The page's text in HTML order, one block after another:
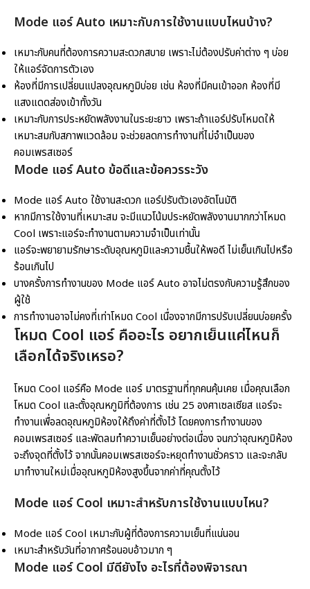
Mode แอร์Auto เหมาะกับการใช้งานแบบไหนบ้าง?
เหมาะกับคนที่ต้องการความสะดวกสบาย เพราะไม่ต้องปรับค่าต่าง ๆ บ่อย
ให้แอร์จัดการตัวเอง
ห้องที่มีการเปลี่ยนแปลงอุณหภูมิบ่อย เช่น ห้องที่มีคนเข้าออก ห้องที่มี
แสงแดดส่องเข้าทั้งวัน
เหมาะกับการประหยัดพลังงานในระยะยาว เพราะถ้าแอร์ปรับโหมดให้
เหมาะสมกับสภาพแวดล้อม จะช่วยลดการทำงานที่ไม่จำเป็นของ
คอมเพรสเซอร์
Mode แอร์Auto ข้อดีและข้อควรระวัง
Mode แอร์ Auto ใช้งานสะดวก แอร์ปรับตัวเองอัตโนมัติ
หากมีการใช้งานที่เหมาะสม จะมีแนวโน้มประหยัดพลังงานมากกว่าโหมด
Cool เพราะแอร์จะทำงานตามความจำเป็นเท่านั้น
แอร์จะพยายามรักษาระดับอุณหภูมิและความชื้นให้พอดี ไม่เย็นเกินไปหรือ
ร้อนเกินไป
บางครั้งการทำงานของ Mode แอร์ Auto อาจไม่ตรงกับความรู้สึกของ
ผู้ใช้
การทำงานอาจไม่คงที่เท่าโหมด Cool เนื่องจากมีการปรับเปลี่ยนบ่อยครั้ง
โหมด Cool แอร์ คืออะไร อยากเย็นแค่ไหนก็
เลือกได้จริงเหรอ?
โหมด Cool แอร์คือ Mode แอร์ มาตรฐานที่ทุกคนคุ้นเคย เมื่อคุณเลือก
โหมด Cool และตั้งอุณหภูมิที่ต้องการ เช่น 25 องศาเซลเซียส แอร์จะ
ทำงานเพื่อลดอุณหภูมิห้องให้ถึงค่าที่ตั้งไว้ โดยคงการทำงานของ
คอมเพรสเซอร์ และพัดลมทำความเย็นอย่างต่อเนื่อง จนกว่าอุณหภูมิห้อง
จะถึงจุดที่ตั้งไว้ จากนั้นคอมเพรสเซอร์จะหยุดทำงานชั่วคราว และจะกลับ
มาทำงานใหม่เมื่ออุณหภูมิห้องสูงขึ้นจากค่าที่คุณตั้งไว้
Mode แอร์Cool เหมาะสำหรับการใช้งานแบบไหน?
Mode แอร์ Cool เหมาะกับผู้ที่ต้องการความเย็นที่แน่นอน
เหมาะสำหรับวันที่อากาศร้อนอบอ้าวมาก ๆ
Mode แอร์Cool มีดียังไง อะไรที่ต้องพิจารณา